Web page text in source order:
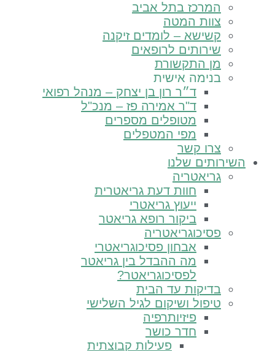
המרכז בתל אביב
צוות המטה
קשישא – לומדים זיקנה
שירותים לרופאים
מן התקשורת
בנימה אישית
ד״ר רון בן יצחק – מנהל רפואי
ד"ר אמירה פז – מנכ"ל
מטופלים מספרים
מפי המטפלים
צרו קשר
שלנו
גריאטריה
חוות דעת גריאטרית
ייעוץ גריאטרי
ביקור רופא גריאטר
פסיכוגריאטריה
אבחון פסיכוגריאטרי
מה ההבדל בין גריאטר
לפסיכוגריאטר?
בדיקות עד הבית
טיפול ושיקום לגיל השלישי
פיזיותרפיה
חדר כושר
פעילות קבוצתית